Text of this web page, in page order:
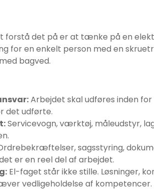
forstå det på er at tænke på en
for en enkelt person med en
bagved.
Arbejdet skal udføres inden
det udførte.
Servicevogn, værktøj, måleudstyr,
sagsstyring,
er en reel del af arbejdet.
El-faget står ikke stille. Løsninger,
vedligeholdelse af kompetencer.